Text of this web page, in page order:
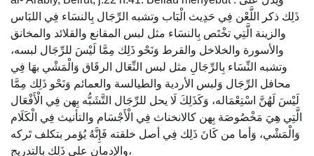
ذَلِك ذكر اللَّعْن فِي حَدِيث الْبَاب وتشبه الرِّجَال بِالنسَاء فِي اللبَاس
والزينة الَّتِي تخْتَص بِالنسَاء مثل لبس المقانع والقلائد والمخانق
والأسورة والخلاخل والقرط وَنَحْو ذَلِك مِمَّا لَيْسَ للرِّجَال لبسه،
وتشبه النِّسَاء بِالرِّجَالِ مثل لبس النِّعَال الرقَاق وَالْمَشْي بهَا فِي
محافل الرِّجَال وَلبس الأردية والطيالسة والعمائم وَنَحْو ذَلِك مِمَّا
لَيْسَ لَهُنَّ اسْتِعْمَاله، وَكَذَلِكَ لَا يحل للرِّجَال التَّشَبُّه بِهن فِي الْأَفْعَال
الَّتِي هِيَ مَخْصُوصَة بِهن كالانخناث فِي الْأَجْسَام والتأنيث فِي الْكَلَام
وَالْمَشْي، وَأما من كَانَ ذَلِك فِي أصل خلقته فَإِنَّهُ يُؤمر بتكلف تَركه
والإدمان على ذَلِك بالتدريج،